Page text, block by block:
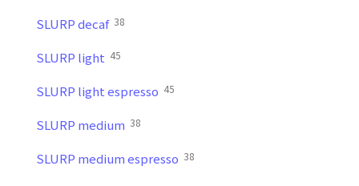
SLURP decaf 38
SLURP light 45
SLURP light espresso 45
SLURP medium 38
SLURP medium espresso 38